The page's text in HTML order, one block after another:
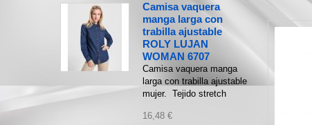
Camisa vaquera
manga larga con
trabilla ajustable
ROLY LUJAN
WOMAN 6707
Camisa vaquera manga
larga con trabilla ajustable
mujer. Tejido stretch
16,48 €